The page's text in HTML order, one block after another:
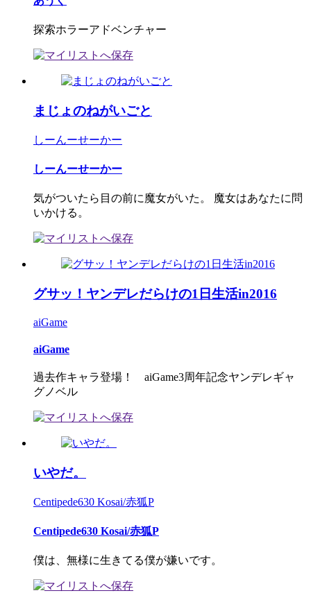
探索ホラーアドベンチャー
まじょのねがいごと
しーんーせーかー
しーんーせーかー
気がついたら目の前に魔女がいた。 魔女はあなたに問
いかける。
グサッ！ヤンデレだらけの1日生活in2016
aiGame
aiGame
過去作キャラ登場！ aiGame3周年記念ヤンデレギャ
グノベル
いやだ。
Centipede630 Kosai/赤狐P
Centipede630 Kosai/赤狐P
僕は、無様に生きてる僕が嫌いです。